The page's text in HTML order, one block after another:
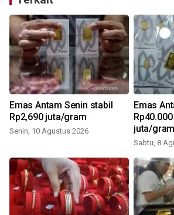
Emas Antam Senin stabil
Rp2,690 juta/gram
Senin, 10 Agustus 2026
Emas
juta/gram
Sabtu, 8